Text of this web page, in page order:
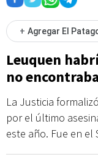
+ Agregar El
Leuquen
no
La Justicia
por el último
este año. Fue en el